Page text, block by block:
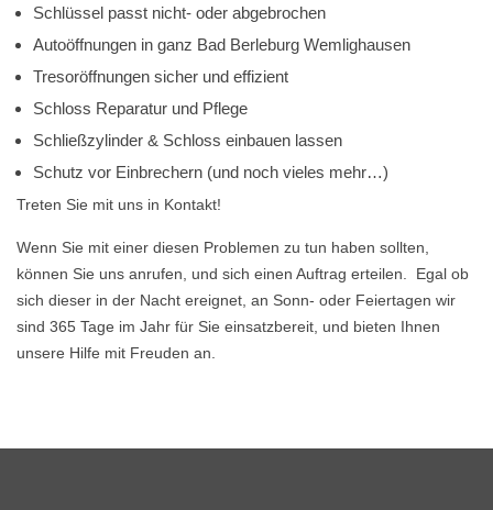
Schlüssel passt nicht- oder abgebrochen
Autoöffnungen in ganz Bad Berleburg Wemlighausen
Tresoröffnungen sicher und effizient
Schloss Reparatur und Pflege
Schließzylinder & Schloss einbauen lassen
Schutz vor Einbrechern (und noch vieles mehr…)
Treten Sie mit uns in Kontakt!
Wenn Sie mit einer diesen Problemen zu tun haben sollten,
können Sie uns anrufen, und sich einen Auftrag erteilen. Egal ob
sich dieser in der Nacht ereignet, an Sonn- oder Feiertagen wir
sind 365 Tage im Jahr für Sie einsatzbereit, und bieten Ihnen
unsere Hilfe mit Freuden an.